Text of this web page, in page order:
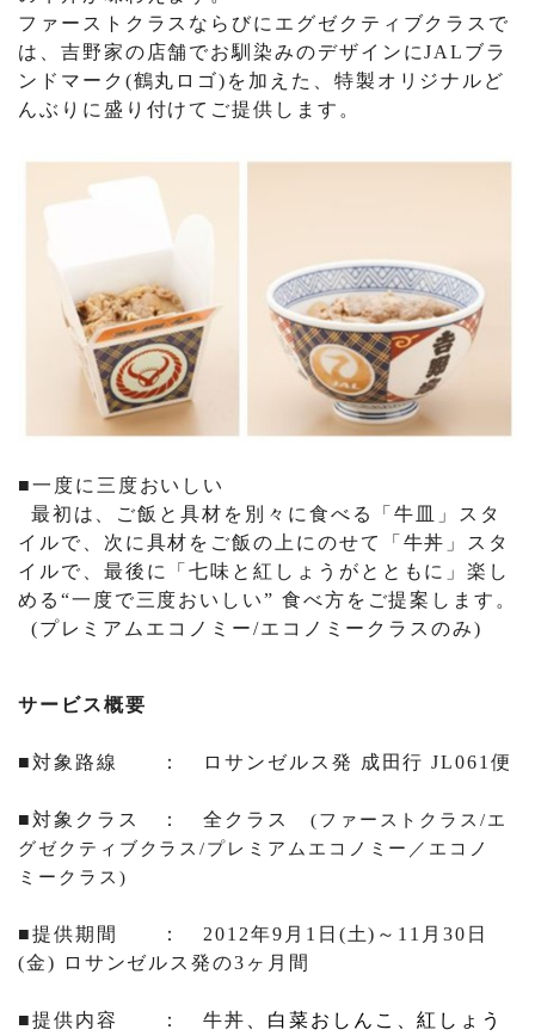
ファーストクラスならびにエグゼクティブクラスで
は、吉野家の店舗でお馴染みのデザインにJAL ブラ
ンドマーク (鶴丸ロゴ) を加えた、特製オリジナルど
んぶりに盛り付けてご提供します。
■一度に三度おいしい
最初は、ご飯と具材を別々に食べる「牛皿」スタ
イルで、次に具材をご飯の上にのせて「牛丼」スタ
イルで、最後に「七味と紅しょうがとともに」楽し
める“一度で三度おいしい” 食べ方をご提案します。
(プレミアムエコノミー/エコノミークラスのみ)
サービス概要
■対象路線 ： ロサンゼルス発 成田行JL061 便
■対象クラス ： 全クラス (ファーストクラス/エ
グゼクティブクラス/プレミアムエコノミー／エコノ
ミークラス )
■提供期間 ： 2012年9 月 1 日 (土) ～ 11 月30 日
(金) ロサンゼルス発の3 ヶ月間
■提供内容 ：牛丼
白菜おしんこ、紅しょう